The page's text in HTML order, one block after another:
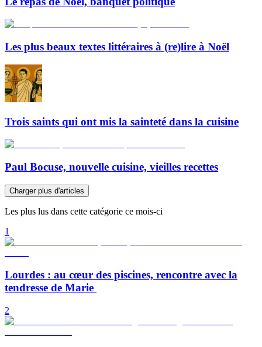
Les plus beaux textes littéraires à (re)lire à Noël
Trois saints qui ont mis la sainteté dans la cuisine
Paul Bocuse, nouvelle cuisine, vieilles recettes
Charger plus d'articles
Les plus lus dans cette catégorie ce mois-ci
1
Lourdes : au cœur des piscines, rencontre avec la
tendresse de Marie
2